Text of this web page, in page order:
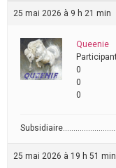
25 mai 2026 à 9 h 21 min
Queenie
0
0
0
25 mai 2026 à 19 h 51 min